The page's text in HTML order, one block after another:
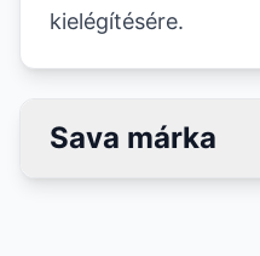
kielégítésére.
Sava márka